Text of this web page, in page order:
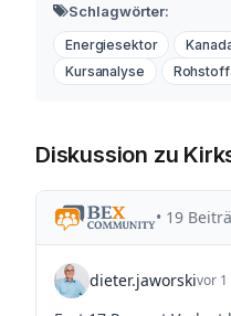
Schlagwörter:
Energiesektor
Kursanalyse
Diskussion zu